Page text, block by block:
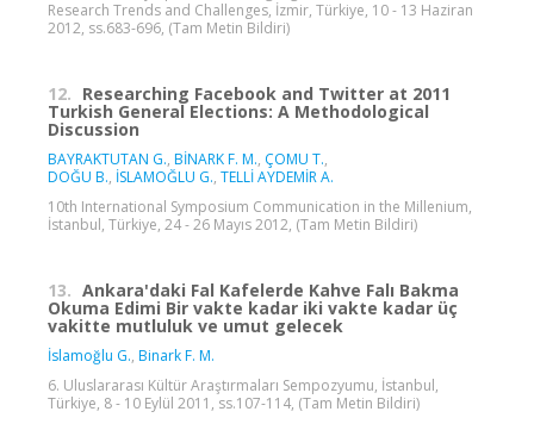
Research Trends and Challenges, İzmir, Türkiye, 10 - 13 Haziran
2012, ss.683-696, (Tam Metin Bildiri)
12. Researching Facebook and Twitter at 2011
Turkish General Elections: A Methodological
Discussion
BAYRAKTUTAN G., BİNARK F. M., ÇOMU T.,
DOĞU B., İSLAMOĞLU G., TELLİ AYDEMİR A.
10th International Symposium Communication in the Millenium,
İstanbul, Türkiye, 24 - 26 Mayıs 2012, (Tam Metin Bildiri)
13. Ankara'daki Fal Kafelerde Kahve Falı Bakma
Okuma Edimi Bir vakte kadar iki vakte kadar üç
vakitte mutluluk ve umut gelecek
İslamoğlu G., Binark F. M.
6. Uluslararası Kültür Araştırmaları Sempozyumu, İstanbul,
Türkiye, 8 - 10 Eylül 2011, ss.107-114, (Tam Metin Bildiri)